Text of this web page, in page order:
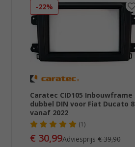
-22%
Caratec CID105 Inbouwframe
dubbel DIN voor Fiat Ducato 8
vanaf 2022
(1)
€ 30,99Adviesprijs € 39,90